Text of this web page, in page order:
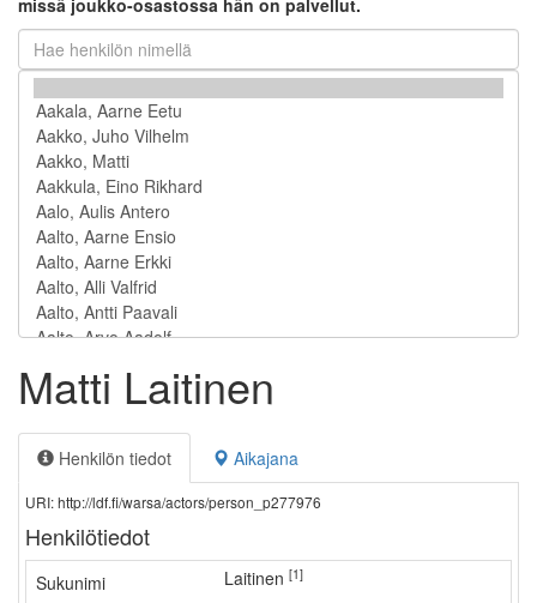
missä joukko-osastossa hän on palvellut.
Matti Laitinen
Henkilön tiedot Aikajana
URI: http://ldf.fi/warsa/actors/person_p277976
Henkilötiedot
Sukunimi Laitinen [1]